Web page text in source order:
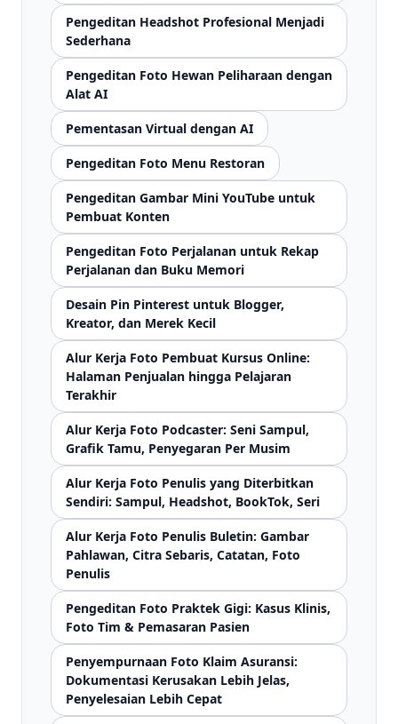
Pengeditan Headshot Profesional Menjadi
Sederhana
Pengeditan Foto Hewan Peliharaan dengan
Alat AI
Pementasan Virtual dengan AI
Pengeditan Foto Menu Restoran
Pengeditan Gambar Mini YouTube untuk
Pembuat Konten
Pengeditan Foto Perjalanan untuk Rekap
Perjalanan dan Buku Memori
Desain Pin Pinterest untuk Blogger,
Kreator, dan Merek Kecil
Alur Kerja Foto Pembuat Kursus Online:
Halaman Penjualan hingga Pelajaran
Terakhir
Alur Kerja Foto Podcaster: Seni Sampul,
Grafik Tamu, Penyegaran Per Musim
Alur Kerja Foto Penulis yang Diterbitkan
Sendiri: Sampul, Headshot, BookTok, Seri
Alur Kerja Foto Penulis Buletin: Gambar
Pahlawan, Citra Sebaris, Catatan, Foto
Penulis
Pengeditan Foto Praktek Gigi: Kasus Klinis,
Foto Tim & Pemasaran Pasien
Penyempurnaan Foto Klaim Asuransi:
Dokumentasi Kerusakan Lebih Jelas,
Penyelesaian Lebih Cepat